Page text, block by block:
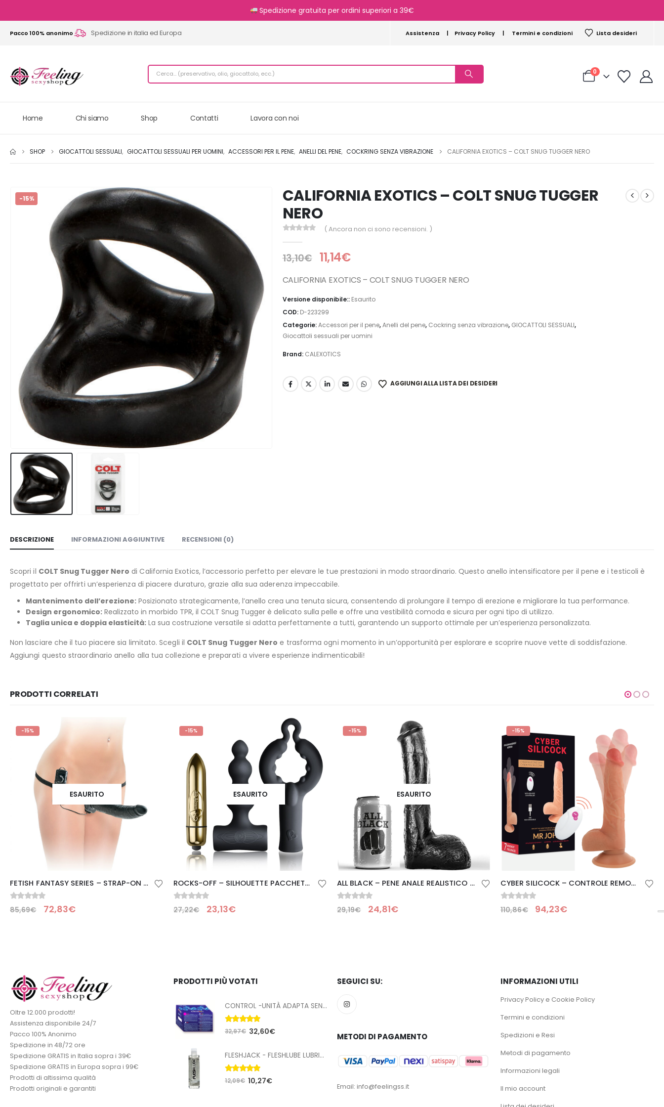
Spedizione gratuita per ordini superiori a 39€
Pacco 100% anonimo Spedizione in italia ed Europa Assistenza | Privacy Policy | Termini e condizioni Lista desideri
0
Home Chi siamo Shop Contatti Lavora con noi
SHOP GIOCATTOLI SESSUALI, GIOCATTOLI SESSUALI PER UOMINI, ACCESSORI PER IL PENE, ANELLI DEL PENE, COCKRING SENZA VIBRAZIONE CALIFORNIA EXOTICS – COLT SNUG TUGGER NERO
-15%
CALIFORNIA EXOTICS – COLT SNUG TUGGER
NERO
( Ancora non ci sono recensioni. )
13,10€ 11,14€
CALIFORNIA EXOTICS – COLT SNUG TUGGER NERO
Versione disponibile:: Esaurito
COD: D-223299
Categorie:Accessori per il pene,Anelli del pene, Cockring senza vibrazione, GIOCATTOLI SESSUALI,
Giocattoli sessuali per uomini
Brand: CALEXOTICS
AGGIUNGI ALLA LISTA DEI DESIDERI
DESCRIZIONE INFORMAZIONI AGGIUNTIVE RECENSIONI (0)
Scopri il COLT Snug Tugger Nero di California Exotics, l’accessorio perfetto per elevare le tue prestazioni in modo straordinario. Questo anello intensificatore per il pene e i testicoli è
progettato per offrirti un’esperienza di piacere duraturo, grazie alla sua aderenza impeccabile.
Mantenimento dell’erezione: Posizionato strategicamente, l’anello crea una tenuta sicura, consentendo di prolungare il tempo di erezione e migliorare la tua performance.
Design ergonomico: Realizzato in morbido TPR, il COLT Snug Tugger è delicato sulla pelle e offre una vestibilità comoda e sicura per ogni tipo di utilizzo.
Taglia unica e doppia elasticità: La sua costruzione versatile si adatta perfettamente a tutti, garantendo un supporto ottimale per un’esperienza personalizzata.
Non lasciare che il tuo piacere sia limitato. Scegli il COLT Snug Tugger Nero e trasforma ogni momento in un’opportunità per esplorare e scoprire nuove vette di soddisfazione.
Aggiungi questo straordinario anello alla tua collezione e preparati a vivere esperienze indimenticabili!
PRODOTTI CORRELATI
-15%
ESAURITO
ROCKS-OFF – SILHOUETTE PACCHETTO BE MINE PER COPPIE
0 Su 5
27,22€ 23,13€
-15%
ESAURITO
ALL BLACK – PENE ANALE REALISTICO 23 CM
0Su 5
29,19€ 24,81€
-15%
CYBER SILICOCK – CONTROLE REMOTO REALISTA SR. JOHN
0Su 5
110,86€ 94,23€
-15%
IMBRACATURA E ANELLI REGOLABILI COCK MILLER
0Su 5
36,28€ 30,84€
Oltre 12.000 prodotti!
Assistenza disponibile 24/7
Pacco 100% Anonimo
Spedizione in 48/72 ore
Spedizione GRATIS in Italia sopra i 39€
Spedizione GRATIS in Europa sopra i 99€
Prodotti di altissima qualità
Prodotti originali e garantiti
PRODOTTI PIÙ VOTATI
CONTROL -UNITÀ ADAPTA SENSO 144
5.00Su 5
32,97€ 32,60€
FLESHJACK - FLESHLUBE LUBRIFICANTE ANALE A BASE ACQUA 100 ML
5.00Su 5
12,09€ 10,27€
SEGUICI SU:
METODI DI PAGAMENTO
Email: info@feelingss.it
INFORMAZIONI UTILI
Privacy Policy e Cookie Policy
Termini e condizioni
Spedizioni e Resi
Metodi di pagamento
Informazioni legali
Il mio account